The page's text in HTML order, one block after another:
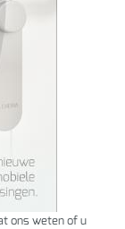
ons weten of u